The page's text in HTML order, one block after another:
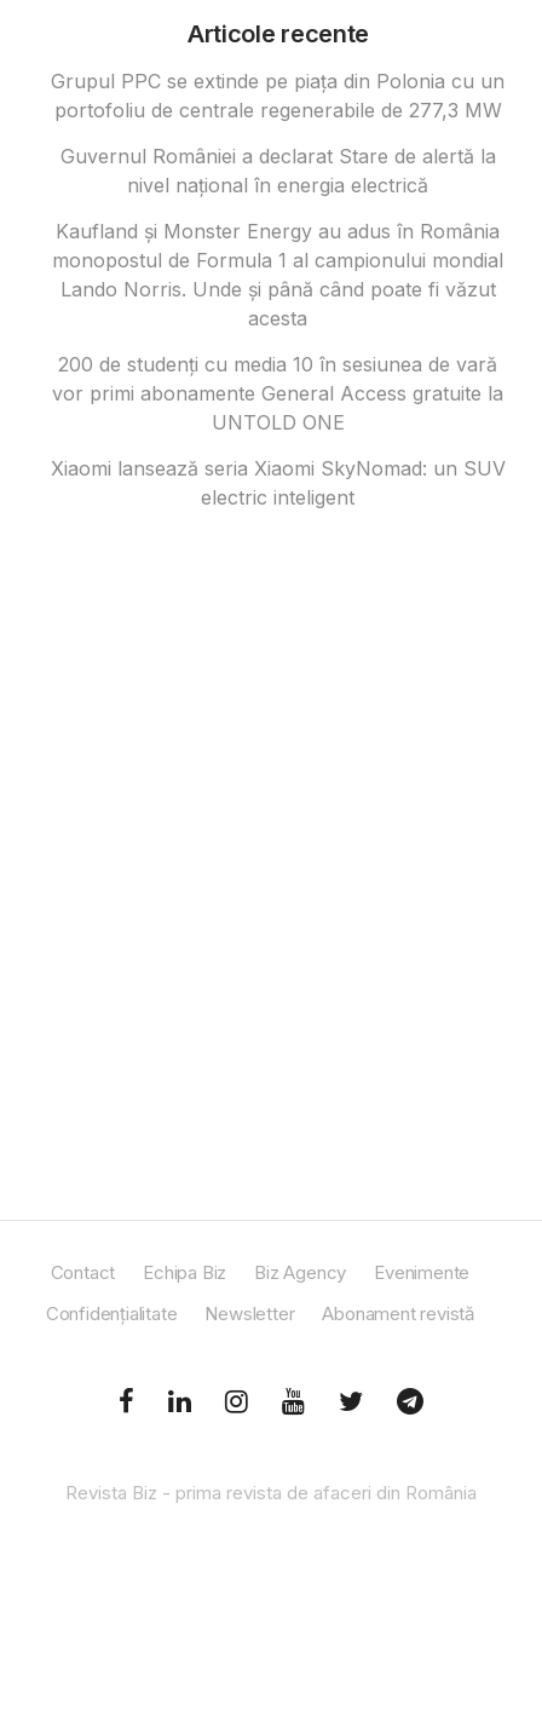
Articole recente
Grupul PPC se extinde pe piața din Polonia cu un
portofoliu de centrale regenerabile de 277,3 MW
Guvernul României a declarat Stare de alertă la
nivel național în energia electrică
Kaufland și Monster Energy au adus în România
monopostul de Formula 1 al campionului mondial
Lando Norris. Unde și până când poate fi văzut
acesta
200 de studenți cu media 10 în sesiunea de vară
vor primi abonamente General Access gratuite la
UNTOLD ONE
Xiaomi lansează seria Xiaomi SkyNomad: un SUV
electric inteligent
Contact Echipa Biz Biz Agency
Evenimente
Confidențialitate
Newsletter Abonament revistă
Revista Biz - prima revista de afaceri din România